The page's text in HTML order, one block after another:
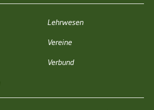
Lehrwesen
Vereine
Verbund